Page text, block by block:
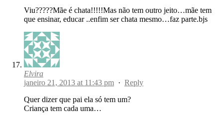
Viu?????Mãe é chata!!!!!Mas não tem outro jeito…mãe tem
que ensinar, educar ..enfim ser chata mesmo…faz parte.bjs
Elvira
janeiro 21, 2013 at 11:43 pm · Reply
Quer dizer que pai ela só tem um?
Criança tem cada uma…